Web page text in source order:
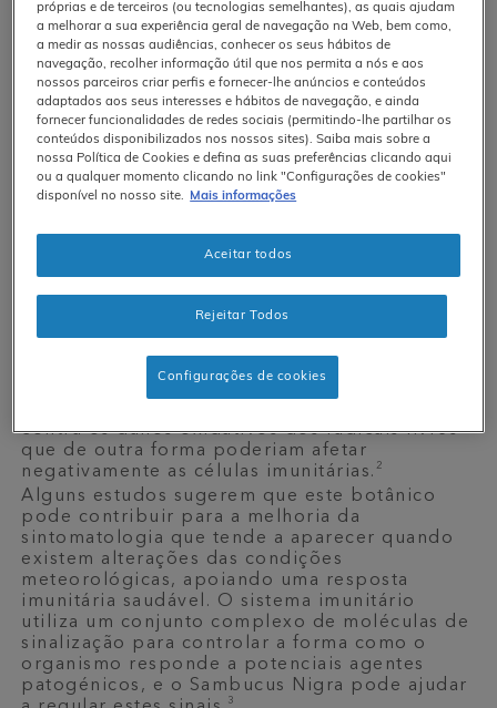
Atualmente, existe um conjunto
crescente de provas científicas para
apoiar a utilização de certos
suplementos alimentares botânicos para
a saúde imunitária. São aliados
poderosos que podem fazer parte de
uma rotina diária de bem-estar.
Aqui estão 5 suplementos alimentares
botânicos que podem ajudar a apoiar a
Sabugueiro Negro)
O sabugueiro negro tem ganho muito
utilizado medicinalmente há vários séculos.
bagas e flores de sabugueiro contêm
contra os danos oxidativos dos radicais livres
que de outra forma poderiam afetar
negativamente as células imunitárias. 2
Alguns estudos sugerem que este botânico
pode contribuir para a melhoria da
sintomatologia que tende a aparecer quando
existem alterações das condições
meteorológicas, apoiando uma resposta
imunitária saudável. O sistema imunitário
utiliza um conjunto complexo de moléculas de
sinalização para controlar a forma como o
organismo responde a potenciais agentes
patogénicos, e o Sambucus Nigra pode ajudar
3
próprias e de terceiros (ou tecnologias semelhantes), as quais ajudam
a melhorar a sua experiência geral de navegação na Web, bem como,
a medir as nossas audiências, conhecer os seus hábitos de
navegação, recolher informação útil que nos permita a nós e aos
nossos parceiros criar perfis e fornecer-lhe anúncios e conteúdos
adaptados aos seus interesses e hábitos de navegação, e ainda
fornecer funcionalidades de redes sociais (permitindo-lhe partilhar os
conteúdos disponibilizados nos nossos sites). Saiba mais sobre a
nossa Política de Cookies e defina as suas preferências clicando aqui
ou a qualquer momento clicando no link "Configurações de cookies"
disponível no nosso site.
Mais informações
Rejeitar Todos
Aceitar todos
Configurações de cookies